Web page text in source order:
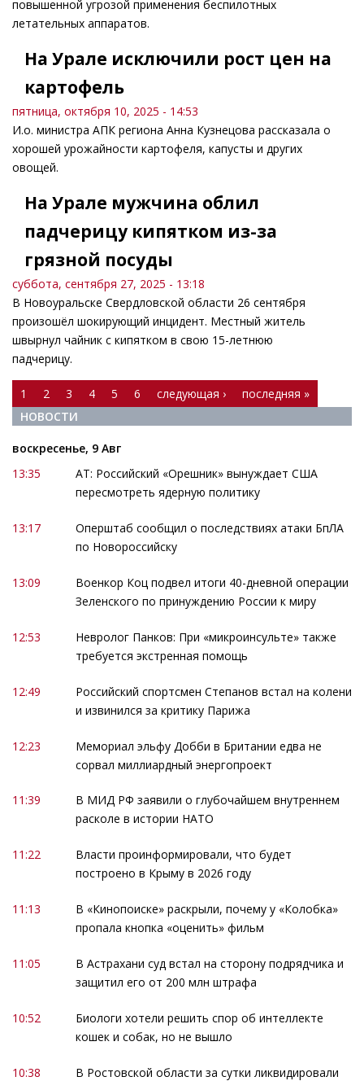
повышенной угрозой применения беспилотных
летательных аппаратов.
На Урале исключили рост цен на
картофель
пятница, октября 10, 2025 - 14:53
И.о. министра АПК региона Анна Кузнецова рассказала о
хорошей урожайности картофеля, капусты и других
овощей.
На Урале мужчина облил
падчерицу кипятком из-за
грязной посуды
суббота, сентября 27, 2025 - 13:18
В Новоуральске Свердловской области 26 сентября
произошёл шокирующий инцидент. Местный житель
швырнул чайник с кипятком в свою 15-летнюю
падчерицу.
Страницы
1 2 3 4 5 6 следующая ›
последняя »
НОВОСТИ
воскресенье, 9 Авг
13:35
АТ: Российский «Орешник» вынуждает США
пересмотреть ядерную политику
13:17
Оперштаб сообщил о последствиях атаки БпЛА
по Новороссийску
13:09
Военкор Коц подвел итоги 40-дневной операции
Зеленского по принуждению России к миру
12:53
Невролог Панков: При «микроинсульте» также
требуется экстренная помощь
12:49
Российский спортсмен Степанов встал на колени
и извинился за критику Парижа
12:23
Мемориал эльфу Добби в Британии едва не
сорвал миллиардный энергопроект
11:39
В МИД РФ заявили о глубочайшем внутреннем
расколе в истории НАТО
11:22
Власти проинформировали, что будет
построено в Крыму в 2026 году
11:13
В «Кинопоиске» раскрыли, почему у «Колобка»
пропала кнопка «оценить» фильм
11:05
В Астрахани суд встал на сторону подрядчика и
защитил его от 200 млн штрафа
10:52
Биологи хотели решить спор об интеллекте
кошек и собак, но не вышло
10:38
В Ростовской области за сутки ликвидировали